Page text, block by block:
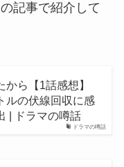
記事で紹介して
ドラマの噂話
ら【1話感想】
ルの伏線回収に感
| ドラマの噂話